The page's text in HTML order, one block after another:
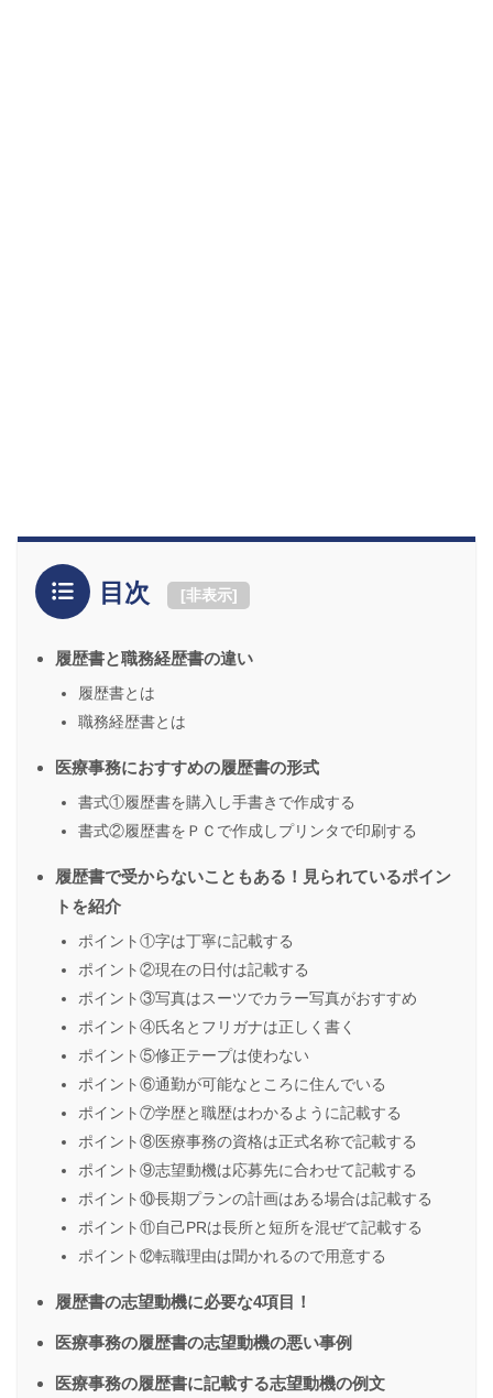
目次 [非表示]
履歴書と職務経歴書の違い
履歴書とは
職務経歴書とは
医療事務におすすめの履歴書の形式
書式①履歴書を購入し手書きで作成する
書式②履歴書をＰＣで作成しプリンタで印刷する
履歴書で受からないこともある！見られているポイン
トを紹介
ポイント①字は丁寧に記載する
ポイント②現在の日付は記載する
ポイント③写真はスーツでカラー写真がおすすめ
ポイント④氏名とフリガナは正しく書く
ポイント⑤修正テープは使わない
ポイント⑥通勤が可能なところに住んでいる
ポイント⑦学歴と職歴はわかるように記載する
ポイント⑧医療事務の資格は正式名称で記載する
ポイント⑨志望動機は応募先に合わせて記載する
ポイント⑩長期プランの計画はある場合は記載する
ポイント⑪自己PRは長所と短所を混ぜて記載する
ポイント⑫転職理由は聞かれるので用意する
履歴書の志望動機に必要な4項目！
医療事務の履歴書の志望動機の悪い事例
医療事務の履歴書に記載する志望動機の例文